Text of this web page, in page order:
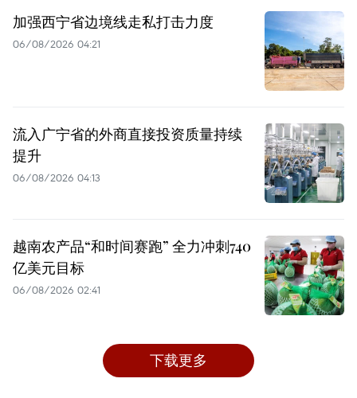
加强西宁省边境线走私打击力度
06/08/2026 04:21
流入广宁省的外商直接投资质量持续
提升
06/08/2026 04:13
越南农产品“和时间赛跑” 全力冲刺740
亿美元目标
06/08/2026 02:41
下载更多